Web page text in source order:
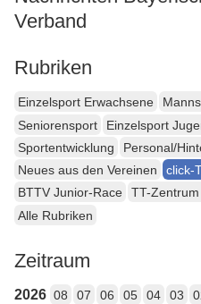
Verband
Rubriken
Einzelsport Erwachsene
Seniorensport
Einzelsport
Sportentwicklung
Personal/
Neues aus den Vereinen
click-
BTTV Junior-Race
TT-
Alle Rubriken
Zeitraum
2026 08 07 06 05 04 03